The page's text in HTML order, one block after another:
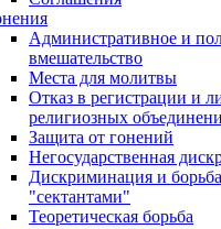
Административное и
вмешательство
Места для молитвы
Отказ в регистрации и
религиозных
Защита от гонений
Негосударственная
Дискриминация и
"сектантами"
Теоретическая борьба